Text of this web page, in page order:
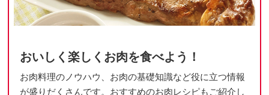
おいしく楽しくお肉を食べよう！
お肉料理のノウハウ、お肉の基礎知識など役に立つ情報
が盛りだくさんです。おすすめのお肉レシピもご紹介し